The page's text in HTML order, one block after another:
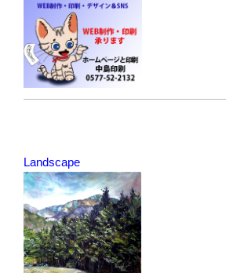
Landscape